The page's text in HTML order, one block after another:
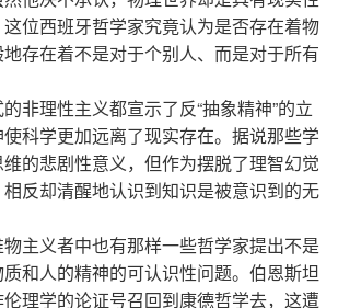
位西班牙哲学家究竟认为是否存在着物
存在着不是对于个别人、而是对于所有
非理性主义都宣示了反“抽象精神”的立
科学更加远离了现实存在。据说那些学
的悲剧性意义，但作为摆脱了理智幻觉
反却清醒地认识到知识是被意识到的无
主义者中也有那样一些哲学家提出不是
和人的精神的可认识性问题。伯恩斯坦
理学的论证号召回到康德哲学去，这遭